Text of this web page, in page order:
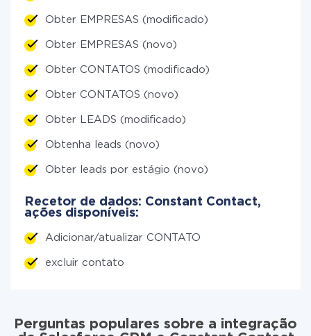
Obter EMPRESAS (modificado)
Obter EMPRESAS (novo)
Obter CONTATOS (modificado)
Obter CONTATOS (novo)
Obter LEADS (modificado)
Obtenha leads (novo)
Obter leads por estágio (novo)
Recetor de dados: Constant Contact,
ações disponíveis:
Adicionar/atualizar CONTATO
excluir contato
Perguntas populares sobre a integração